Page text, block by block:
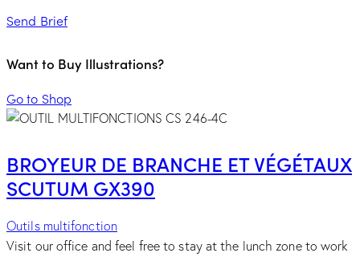
Send Brief
Want to Buy Illustrations?
Go to Shop
BROYEUR DE BRANCHE ET VÉGÉTAUX
SCUTUM GX390
Outils multifonction
Visit our office and feel free to stay at the lunch zone to work